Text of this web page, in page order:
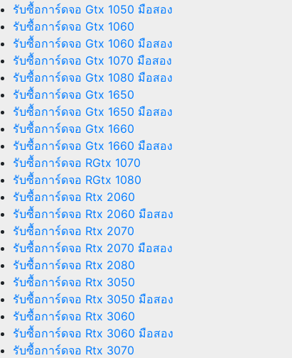
รับซื้อการ์ดจอ Gtx 1050 มือสอง
รับซื้อการ์ดจอ Gtx 1060
รับซื้อการ์ดจอ Gtx 1060 มือสอง
รับซื้อการ์ดจอ Gtx 1070 มือสอง
รับซื้อการ์ดจอ Gtx 1080 มือสอง
รับซื้อการ์ดจอ Gtx 1650
รับซื้อการ์ดจอ Gtx 1650 มือสอง
รับซื้อการ์ดจอ Gtx 1660
รับซื้อการ์ดจอ Gtx 1660 มือสอง
รับซื้อการ์ดจอ RGtx 1070
รับซื้อการ์ดจอ RGtx 1080
รับซื้อการ์ดจอ Rtx 2060
รับซื้อการ์ดจอ Rtx 2060 มือสอง
รับซื้อการ์ดจอ Rtx 2070
รับซื้อการ์ดจอ Rtx 2070 มือสอง
รับซื้อการ์ดจอ Rtx 2080
รับซื้อการ์ดจอ Rtx 3050
รับซื้อการ์ดจอ Rtx 3050 มือสอง
รับซื้อการ์ดจอ Rtx 3060
รับซื้อการ์ดจอ Rtx 3060 มือสอง
รับซื้อการ์ดจอ Rtx 3070